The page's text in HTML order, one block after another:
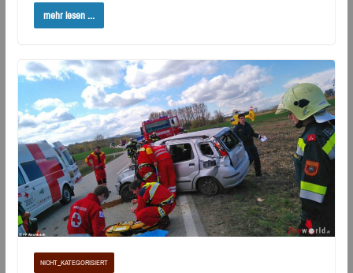
mehr lesen ...
NICHT_KATEGORISIERT